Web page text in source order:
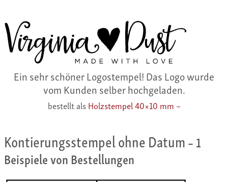
Ein sehr schöner Logostempel! Das Logo wurde
vom Kunden selber hochgeladen.
bestellt alsHolzstempel 40×10 mm –
Kontierungsstempel ohne Datum– 1
Beispiele von Bestellungen